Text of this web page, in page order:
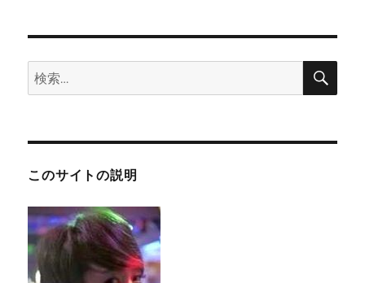
検
索:
検
このサイトの説明